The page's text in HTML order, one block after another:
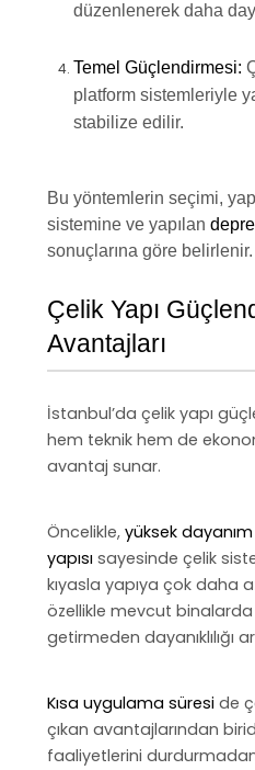
düzenlenerek daha
Temel Güçlendirmesi:
platform sistemleriyle
stabilize edilir.
Bu yöntemlerin seçimi,
sistemine ve yapılan
sonuçlarına göre belirlenir.
Çelik Yapı
Avantajları
İstanbul’da çelik yapı
hem teknik hem de
avantaj sunar.
Öncelikle, yüksek
yapısı sayesinde çelik
kıyasla yapıya çok daha
özellikle mevcut binalarda
getirmeden dayanıklılığı
Kısa uygulama süresi de
çıkan avantajlarından
faaliyetlerini